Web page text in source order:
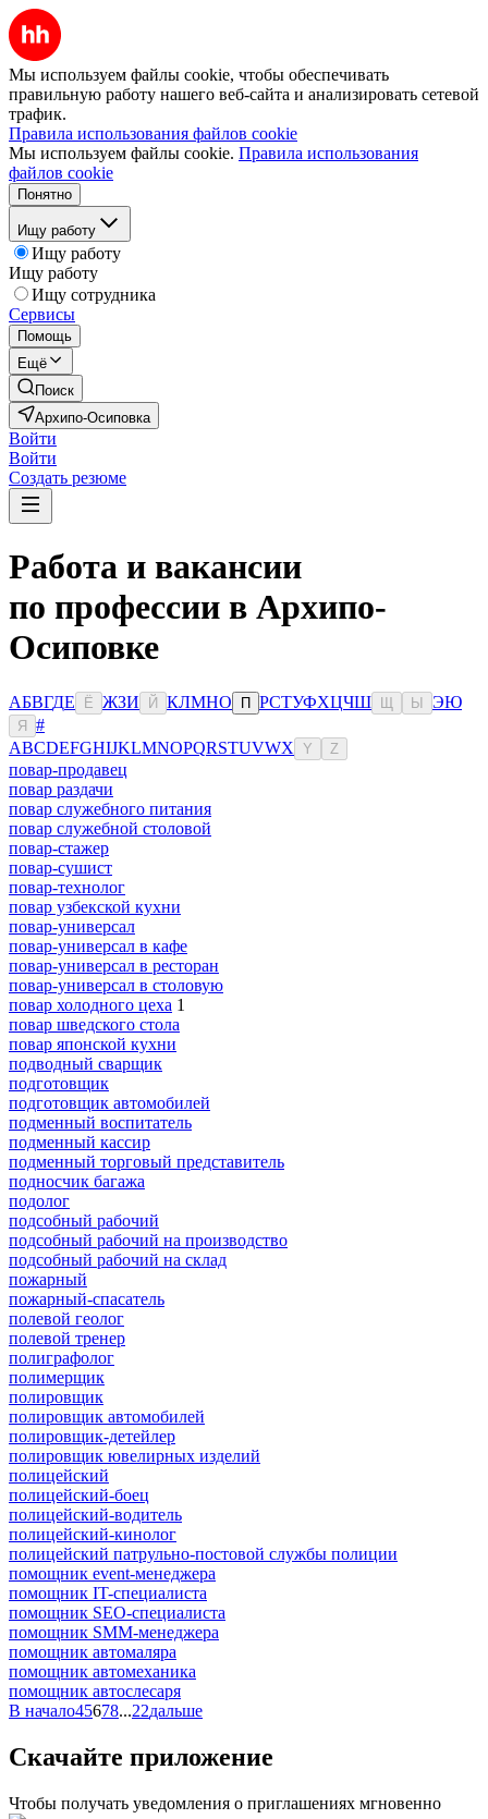
Мы используем файлы cookie, чтобы обеспечивать
правильную работу нашего веб-сайта и анализировать сетевой
трафик.
Правила использования файлов cookie
Мы используем файлы cookie. Правила использования
файлов cookie
Понятно
Ищу работу
Ищу работу
Ищу работу
Ищу сотрудника
Сервисы
Помощь
Ещё
Поиск
Архипо-Осиповка
Войти
Войти
Создать резюме
Работа и вакансии
по профессии в Архипо-
Осиповке
АБВГДЕ Ё ЖЗИ Й КЛМНО П РСТУФХЦЧШ Ы ЭЮ
Я
#
ABCDEFGHIJKLMNOPQRSTUVWX Y Z
повар-продавец
повар раздачи
повар служебного питания
повар служебной столовой
повар-стажер
повар-сушист
повар-технолог
повар узбекской кухни
повар-универсал
повар-универсал в кафе
повар-универсал в ресторан
повар-универсал в столовую
повар холодного цеха 1
повар шведского стола
повар японской кухни
подводный сварщик
подготовщик
подготовщик автомобилей
подменный воспитатель
подменный кассир
подменный торговый представитель
подносчик багажа
подолог
подсобный рабочий
подсобный рабочий на производство
подсобный рабочий на склад
пожарный
пожарный-спасатель
полевой геолог
полевой тренер
полиграфолог
полимерщик
полировщик
полировщик автомобилей
полировщик-детейлер
полировщик ювелирных изделий
полицейский
полицейский-боец
полицейский-водитель
полицейский-кинолог
полицейский патрульно-постовой службы полиции
помощник event-менеджера
помощник IT-специалиста
помощник SEO-специалиста
помощник SMM-менеджера
помощник автомаляра
помощник автомеханика
помощник автослесаря
В начало45678...22дальше
Скачайте приложение
Чтобы получать уведомления о приглашениях мгновенно